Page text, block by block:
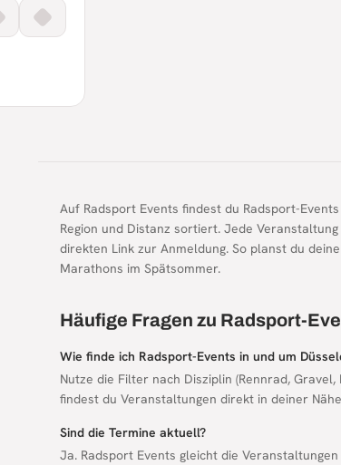
Auf Radsport Events findest du Radsport-
Region und Distanz sortiert. Jede
direkten Link zur Anmeldung. So planst du
Marathons im Spätsommer.
Häufige Fragen zu Radsport-
Wie finde ich Radsport-Events in und um
Nutze die Filter nach Disziplin (Rennrad,
findest du Veranstaltungen direkt in deiner
Sind die Termine aktuell?
Ja. Radsport Events gleicht die